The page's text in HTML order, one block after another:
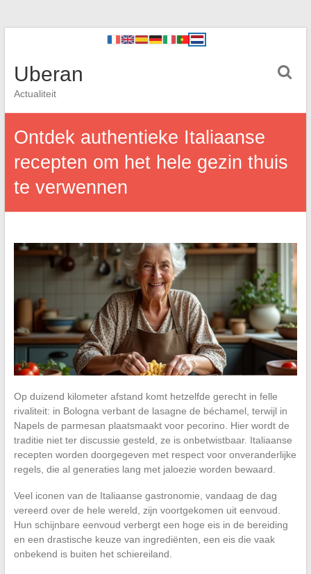
Uberan
Actualiteit
Ontdek authentieke Italiaanse
recepten om het hele gezin thuis
te verwennen
Op duizend kilometer afstand komt hetzelfde gerecht in felle
rivaliteit: in Bologna verbant de lasagne de béchamel, terwijl in
Napels de parmesan plaatsmaakt voor pecorino. Hier wordt de
traditie niet ter discussie gesteld, ze is onbetwistbaar. Italiaanse
recepten worden doorgegeven met respect voor onveranderlijke
regels, die al generaties lang met jaloezie worden bewaard.
Veel iconen van de Italiaanse gastronomie, vandaag de dag
vereerd over de hele wereld, zijn voortgekomen uit eenvoud.
Hun schijnbare eenvoud verbergt een hoge eis in de bereiding
en een drastische keuze van ingrediënten, een eis die vaak
onbekend is buiten het schiereiland.